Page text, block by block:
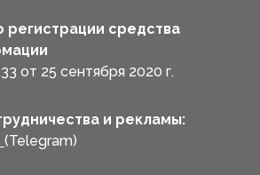
регистрации средства
от 25 сентября 2020 г.
и рекламы:
(Telegram)